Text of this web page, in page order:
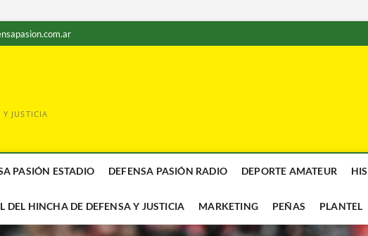
JUSTICIA
PASIÓN ESTADIO DEFENSA PASIÓN RADIO DEPORTE AMATEUR
DEL HINCHA DE DEFENSA Y JUSTICIA MARKETING PEÑAS PLANTEL